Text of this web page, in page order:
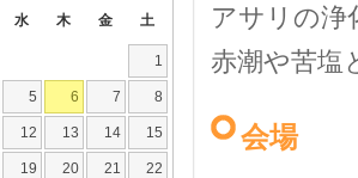
アサリの浄
赤潮や苦塩
会場
水 木 金 土
1
5 6 7 8
12 13 14 15
19 20 21 22